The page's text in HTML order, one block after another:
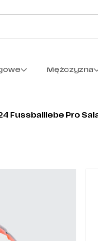
Mężczyzna
Fussballiebe Pro